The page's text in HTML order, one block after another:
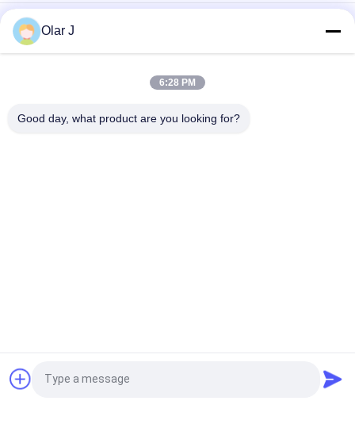
Direct Driven Rotary Screw Air Compressor 7.5kw 10hp Air
Cooling
Portable Industrial Screw Compressor 30HP 580KGS Blue
Trójfazowy
Automatyczna
Maszyna Do
Poprosić o wycenę
Olar J
6:28 PM
Good day, what product are you looking for?